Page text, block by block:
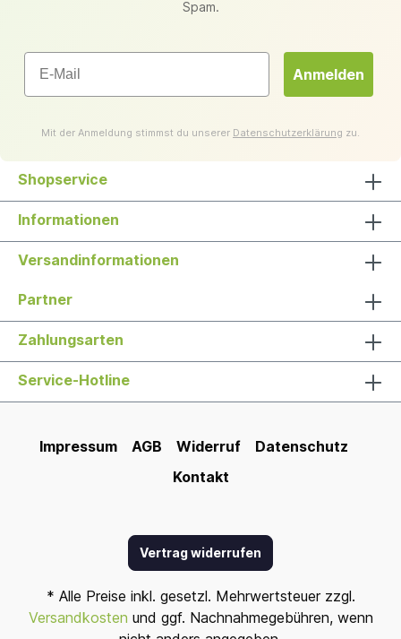
Spam.
Email
Anmelden
Mit der Anmeldung stimmst du unserer Datenschutzerklärung zu.
Shopservice
Informationen
Versandinformationen
Partner
Zahlungsarten
Service-Hotline
Impressum AGB Widerruf
Datenschutz
Kontakt
Vertrag widerrufen
* Alle Preise inkl. gesetzl. Mehrwertsteuer zzgl.
Versandkosten und ggf. Nachnahmegebühren, wenn